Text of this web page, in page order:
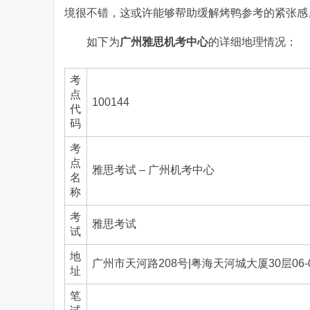
境很不错，这或许能够帮助缓解烤鸭参考的紧张感
如下为广州雅思机考中心的详细地理情况：
考
点
代
码
100144
考
点
名
称
雅思考试 – 广州机考中心
考
试
雅思考试
地
址
广州市天河路208号|粤海天河城大厦30层
笔